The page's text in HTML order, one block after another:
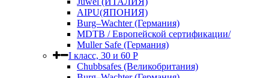
AIPU(ЯПОНИЯ)
Burg–Wachter (Германия)
MDTB / Европейской сертификации/
Muller Safe (Германия)
I класс, 30 и 60 P
Chubbsafes (Великобритания)